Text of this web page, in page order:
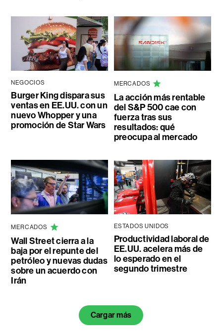
NEGOCIOS
Burger King dispara sus
ventas en EE.UU. con un
nuevo Whopper y una
promoción de Star Wars
MERCADOS
La acción más rentable
del S&P 500 cae con
fuerza tras sus
resultados: qué
preocupa al mercado
MERCADOS
Wall Street cierra a la
baja por el repunte del
petróleo y nuevas dudas
sobre un acuerdo con
Irán
ESTADOS UNIDOS
Productividad laboral de
EE.UU. acelera más de
lo esperado en el
segundo trimestre
Cargar más